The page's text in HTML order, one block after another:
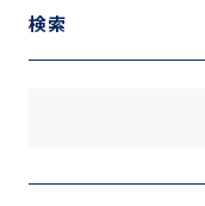
検索